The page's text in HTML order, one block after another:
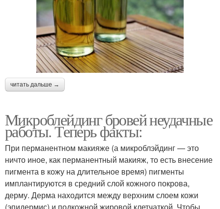
читать дальше →
Микроблейдинг бровей неудачные
работы. Теперь факты:
При перманентном макияже (а микроблэйдинг — это
ничто иное, как перманентный макияж, то есть внесение
пигмента в кожу на длительное время) пигменты
имплантируются в средний слой кожного покрова,
дерму. Дерма находится между верхним слоем кожи
(эпидермис) и подкожной жировой клетчаткой. Чтобы